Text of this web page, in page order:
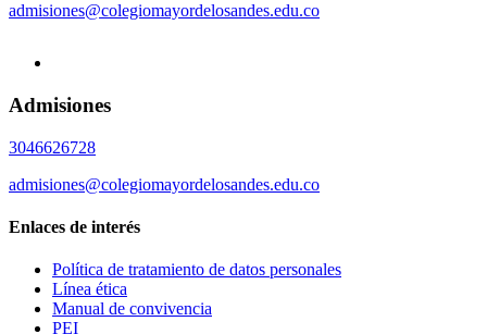
admisiones@colegiomayordelosandes.edu.co
Admisiones
3046626728
admisiones@colegiomayordelosandes.edu.co
Enlaces de interés
Política de tratamiento de datos personales
Línea ética
Manual de convivencia
PEI